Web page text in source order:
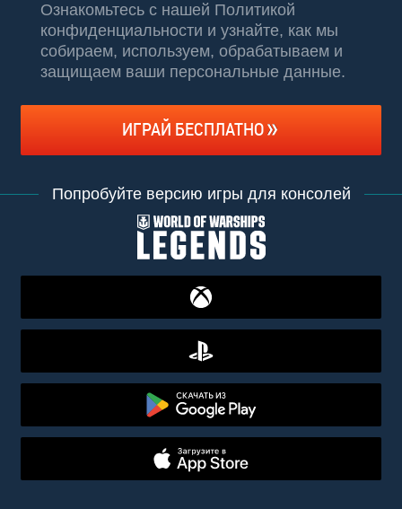
Ознакомьтесь с нашей Политикой
конфиденциальности и узнайте, как мы
собираем, используем, обрабатываем и
защищаем ваши персональные данные.
ИГРАЙ БЕСПЛАТНО
Попробуйте версию игры для консолей